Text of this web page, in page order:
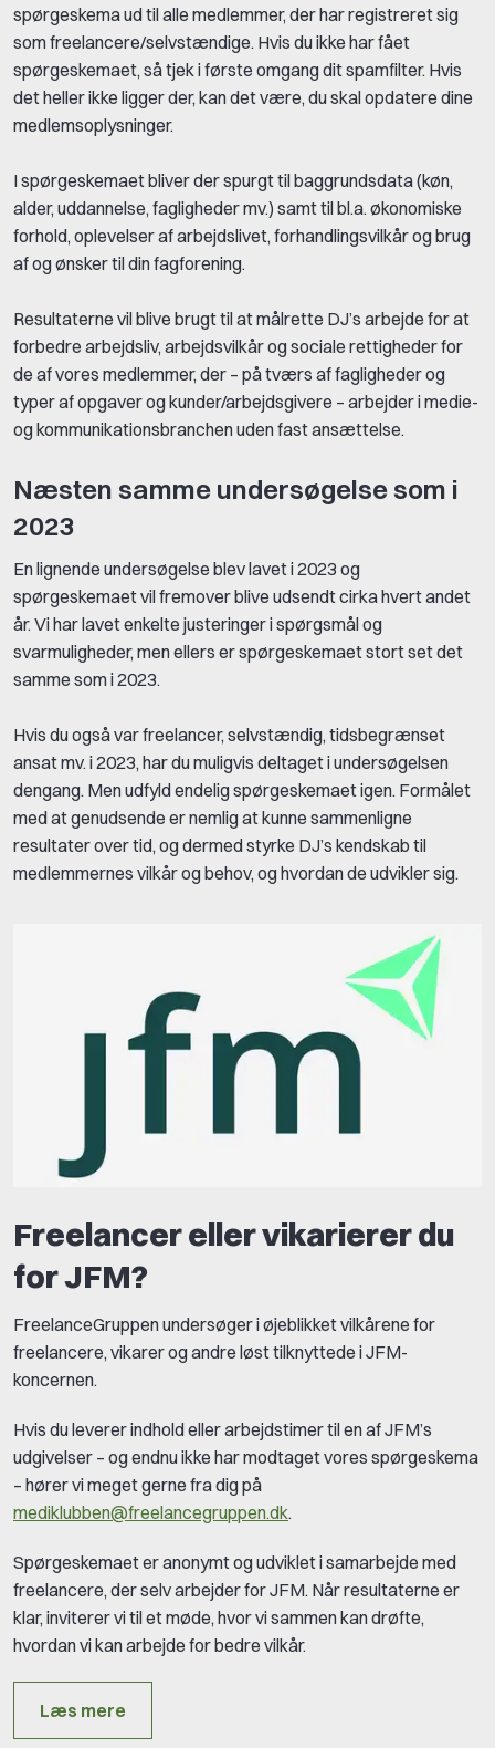
spørgeskema ud til alle medlemmer, der har registreret sig
som freelancere/selvstændige. Hvis du ikke har fået
spørgeskemaet, så tjek i første omgang dit spamfilter. Hvis
det heller ikke ligger der, kan det være, du skal opdatere dine
medlemsoplysninger.
I spørgeskemaet bliver der spurgt til baggrundsdata (køn,
alder, uddannelse, fagligheder mv.) samt til bl.a. økonomiske
forhold, oplevelser af arbejdslivet, forhandlingsvilkår og brug
af og ønsker til din fagforening.
Resultaterne vil blive brugt til at målrette DJ’s arbejde for at
forbedre arbejdsliv, arbejdsvilkår og sociale rettigheder for
de af vores medlemmer, der – på tværs af fagligheder og
typer af opgaver og kunder/arbejdsgivere – arbejder i medie-
og kommunikationsbranchen uden fast ansættelse.
Næsten samme undersøgelse som i
2023
En lignende undersøgelse blev lavet i 2023 og
spørgeskemaet vil fremover blive udsendt cirka hvert andet
år. Vi har lavet enkelte justeringer i spørgsmål og
svarmuligheder, men ellers er spørgeskemaet stort set det
samme som i 2023.
Hvis du også var freelancer, selvstændig, tidsbegrænset
ansat mv. i 2023, har du muligvis deltaget i undersøgelsen
dengang. Men udfyld endelig spørgeskemaet igen. Formålet
med at genudsende er nemlig at kunne sammenligne
resultater over tid, og dermed styrke DJ’s kendskab til
medlemmernes vilkår og behov, og hvordan de udvikler sig.
Freelancer eller vikarierer du
for JFM?
FreelanceGruppen undersøger i øjeblikket vilkårene for
freelancere, vikarer og andre løst tilknyttede i JFM-
koncernen.
Hvis du leverer indhold eller arbejdstimer til en af JFM’s
udgivelser – og endnu ikke har modtaget vores spørgeskema
– hører vi meget gerne fra dig på
mediklubben@freelancegruppen.dk.
Spørgeskemaet er anonymt og udviklet i samarbejde med
freelancere, der selv arbejder for JFM. Når resultaterne er
klar, inviterer vi til et møde, hvor vi sammen kan drøfte,
hvordan vi kan arbejde for bedre vilkår.
Læs mere